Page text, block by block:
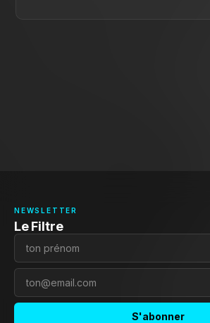
NEWSLETTER
Le Filtre
S'abonner